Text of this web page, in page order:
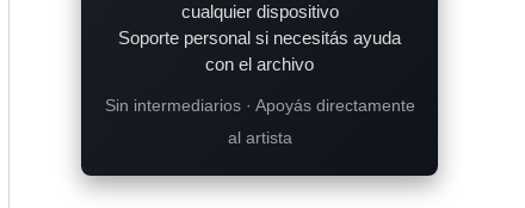
cualquier dispositivo
Soporte personal si necesitás ayuda
con el archivo
Sin intermediarios · Apoyás directamente
al artista